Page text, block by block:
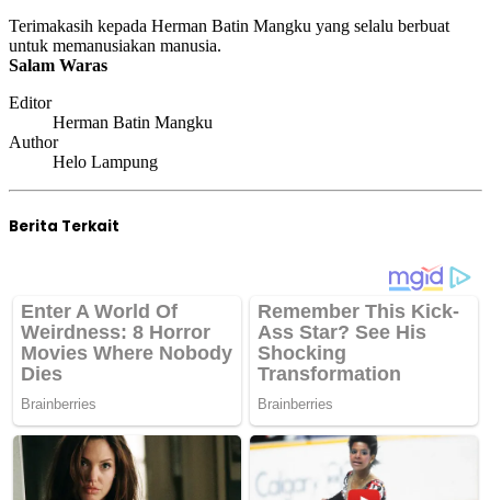
Terimakasih kepada Herman Batin Mangku yang selalu berbuat
untuk memanusiakan manusia.
Salam Waras
Editor
Herman Batin Mangku
Author
Helo Lampung
Berita Terkait